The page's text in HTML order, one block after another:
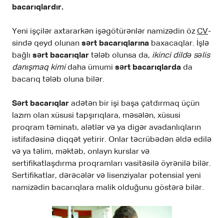
bacarıqlardır.
Yeni işçilər axtararkən işəgötürənlər namizədin özCV-
sində qeyd olunan sərt bacarıqlarına baxacaqlar. İşlə
bağlı sərt bacarıqlar tələb olunsa da, ikinci dildə səlis
danışmaq kimidaha ümumi sərt bacarıqlarda da
bacarıq tələb oluna bilər.
Sərt bacarıqlar adətən bir işi başa çatdırmaq üçün
lazım olan xüsusi tapşırıqlara, məsələn, xüsusi
proqram təminatı, alətlər və ya digər avadanlıqların
istifadəsinə diqqət yetirir. Onlar təcrübədən əldə edilə
və ya təlim, məktəb, onlayn kurslar və
sertifikatlaşdırma proqramları vasitəsilə öyrənilə bilər.
Sertifikatlar, dərəcələr və lisenziyalar potensial yeni
namizədin bacarıqlara malik olduğunu göstərə bilər.